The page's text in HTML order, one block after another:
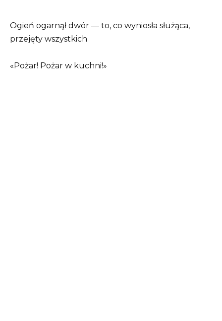
Ogień ogarnął dwór — to, co wyniosła służąca,
przejęty wszystkich
«Pożar! Pożar w kuchni!»